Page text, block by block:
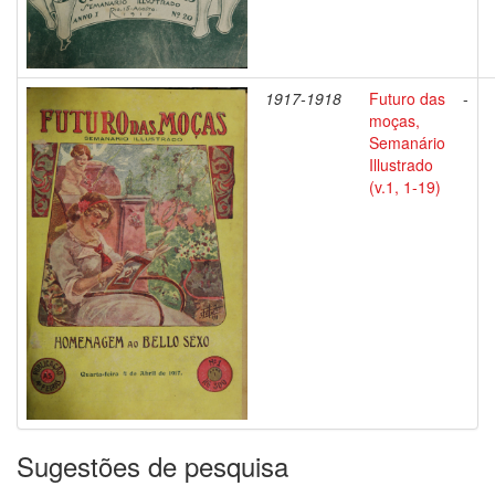
1917-1918
Futuro das
moças,
Semanário
Illustrado
(v.1, 1-19)
-
Sugestões de pesquisa